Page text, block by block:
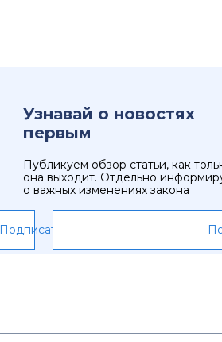
Узнавай о новостях
первым
Публикуем обзор статьи, как
она выходит. Отдельно
о важных изменениях закона
Подписаться